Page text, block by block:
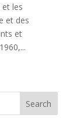
les
et des
et
Search